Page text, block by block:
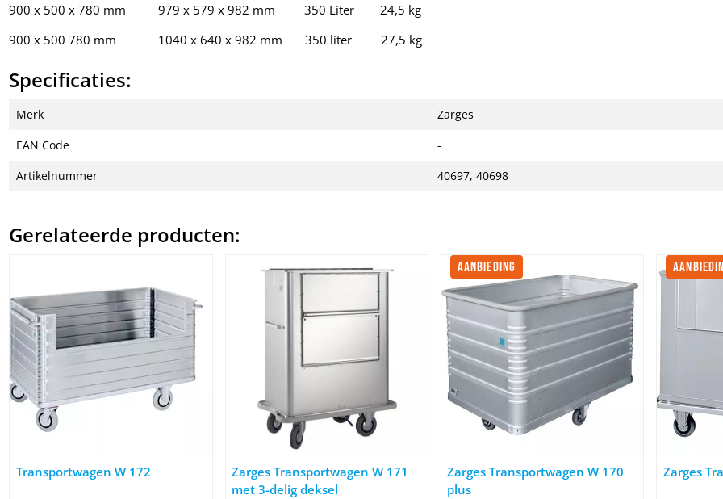
900 x 500 x 780 mm 979 x 579 x 982 mm 350 Liter 24,5 kg
900 x 500 780 mm 1040 x 640 x 982 mm 350 liter 27,5 kg
Specificaties:
Merk Zarges
EAN Code -
Artikelnummer 40697, 40698
Gerelateerde producten:
Afbeelding Transportwagen W 172
Transportwagen W 172 Afbeelding Zarges Transportwagen W 171 met 3-delig deksel
Zarges Transportwagen W 171
met 3-delig deksel
AANBIEDING
Afbeelding Zarges Transportwagen W 170 plus
Zarges Transportwagen W 170
plus
Zarges